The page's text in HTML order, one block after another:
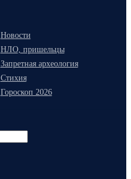
Новости
НЛО, пришельцы
Запретная археология
Стихия
Гороскоп 2026